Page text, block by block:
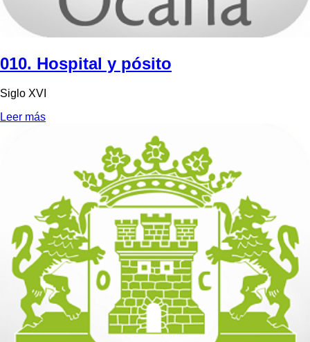
010. Hospital y pósito
Siglo XVI
Leer más